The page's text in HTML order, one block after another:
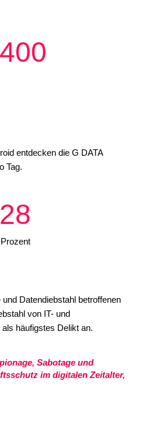
entdecken die G DATA
Tag.
28
Prozent
Datendiebstahl betroffenen
von IT- und
häufigstes Delikt an.
Sabotage und
im digitalen Zeitalter,